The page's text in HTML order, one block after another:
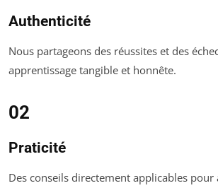
Authenticité
Nous partageons des réussites et des
apprentissage tangible et honnête.
02
Praticité
Des conseils directement applicables pour